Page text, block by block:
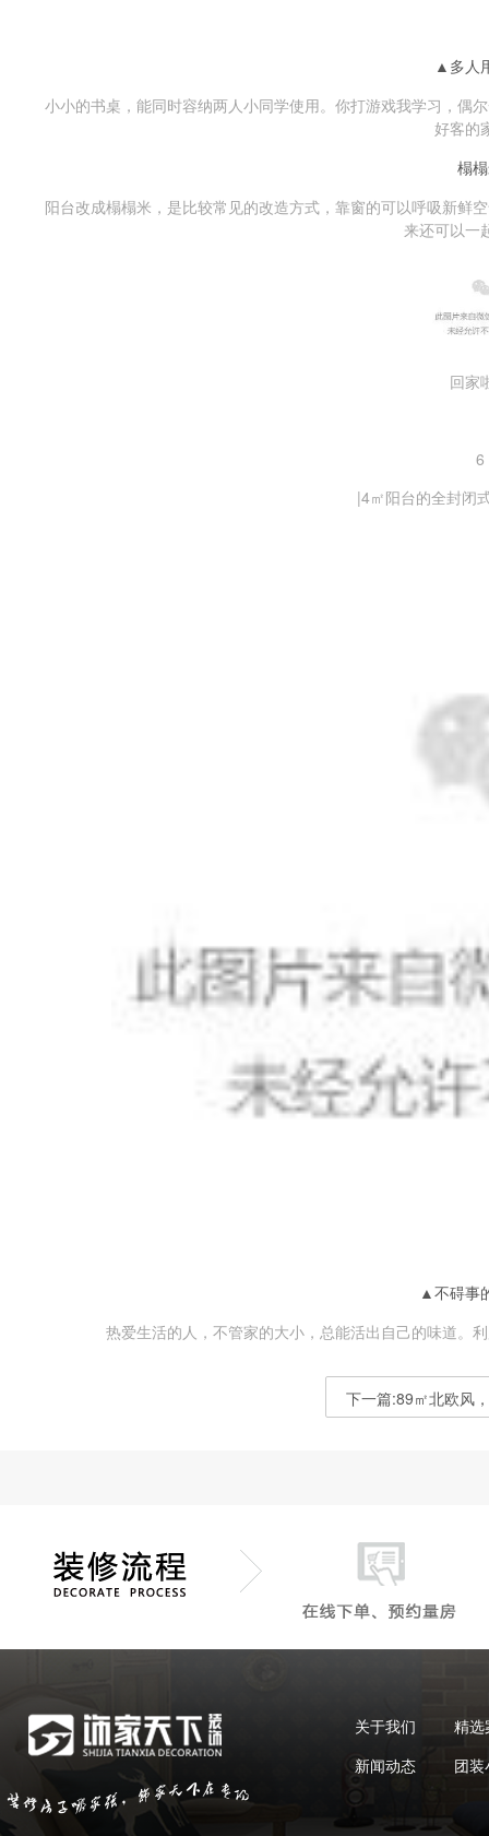
▲多人
小小的书桌，能同时容纳两人小同学使用。你打游戏我学习，偶
好客的
榻
阳台改成榻榻米，是比较常见的改造方式，靠窗的可以呼吸新鲜
来还可以一
回家
6
|4㎡阳台的全封闭
▲不碍事
热爱生活的人，不管家的大小，总能活出自己的味道。
下一篇:89㎡北欧风
关于我们
新闻动态
精选
团